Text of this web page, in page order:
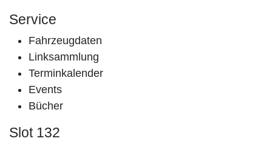
Service
Fahrzeugdaten
Linksammlung
Terminkalender
Events
Bücher
Slot 132